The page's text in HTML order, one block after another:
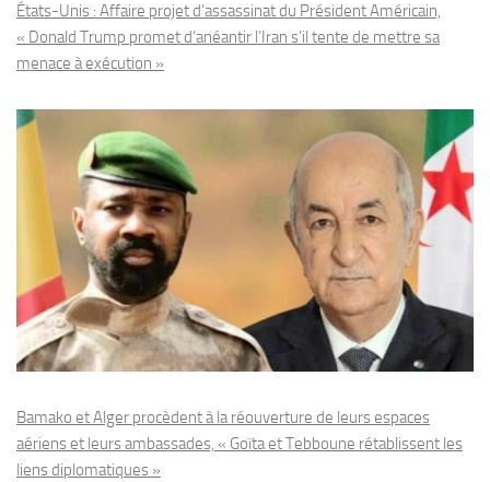
États-Unis : Affaire projet d’assassinat du Président Américain,
« Donald Trump promet d’anéantir l’Iran s’il tente de mettre sa
menace à exécution »
Bamako et Alger procèdent à la réouverture de leurs espaces
aériens et leurs ambassades, « Goïta et Tebboune rétablissent les
liens diplomatiques »